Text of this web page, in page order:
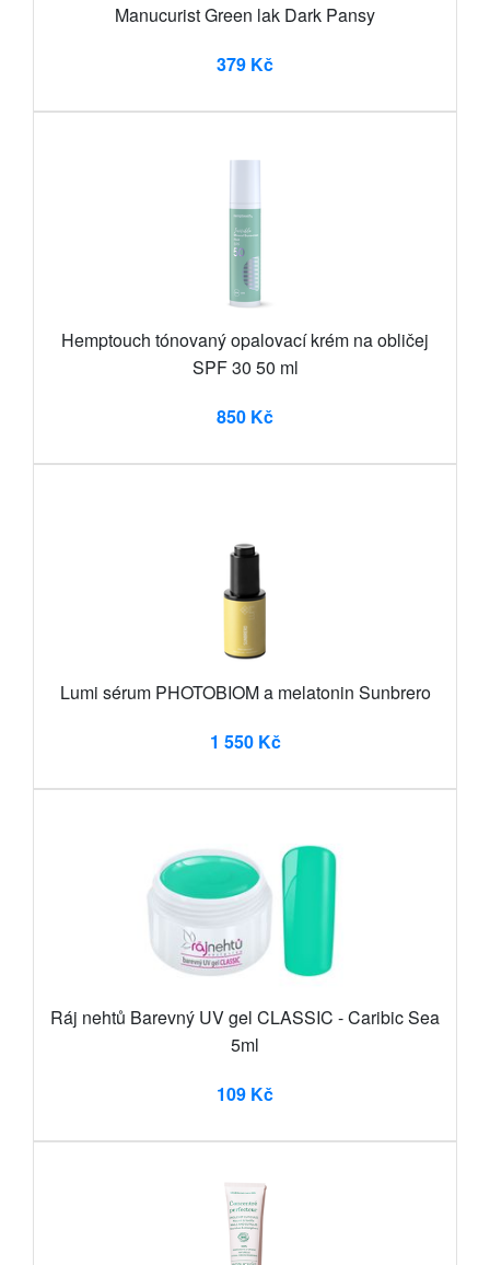
Manucurist Green lak Dark Pansy
379 Kč
Hemptouch tónovaný opalovací krém na obličej
SPF 30 50 ml
850 Kč
Lumi sérum PHOTOBIOM a melatonin Sunbrero
1 550 Kč
Ráj nehtů Barevný UV gel CLASSIC - Caribic Sea
5ml
109 Kč